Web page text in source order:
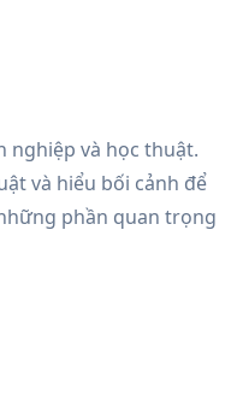
nghiệp và học thuật.
và hiểu bối cảnh để
phần quan trọng